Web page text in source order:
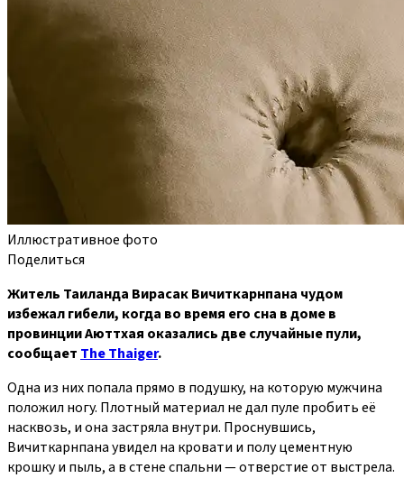
Иллюстративное фото
Поделиться
Житель Таиланда Вирасак Вичиткарнпана чудом
избежал гибели, когда во время его сна в доме в
провинции Аюттхая оказались две случайные пули,
сообщает The Thaiger.
Одна из них попала прямо в подушку, на которую мужчина
положил ногу. Плотный материал не дал пуле пробить её
насквозь, и она застряла внутри. Проснувшись,
Вичиткарнпана увидел на кровати и полу цементную
крошку и пыль, а в стене спальни — отверстие от выстрела.